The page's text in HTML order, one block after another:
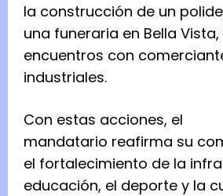
la construcción de un
una funeraria en Bella
encuentros con
industriales.
Con estas acciones, el
mandatario reafirma su
el fortalecimiento de la
educación, el deporte y la